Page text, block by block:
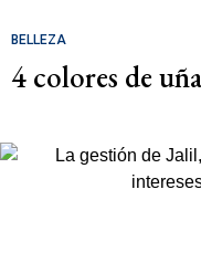
BELLEZA
4 colores de